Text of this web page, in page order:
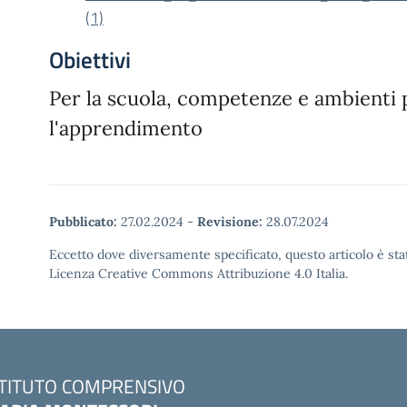
(1)
Obiettivi
Per la scuola, competenze e ambienti
l'apprendimento
Pubblicato: 27.02.2024 - Revisione: 28.07.2024
Eccetto dove diversamente specificato, questo articolo è
Licenza Creative Commons Attribuzione 4.0 Italia.
COMPRENSIVO